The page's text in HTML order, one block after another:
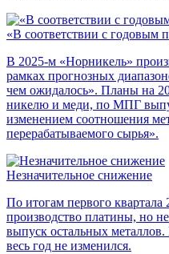
«В соответствии с годовым
В 2025-м «Норникель»
рамках прогнозных
чем ожидалось». Планы на
никелю и меди, по МПГ
изменением соотношения
перерабатываемого сырья».
Незначительное снижение
По итогам первого
производство платины, но
выпуск остальных
весь год не изменился.